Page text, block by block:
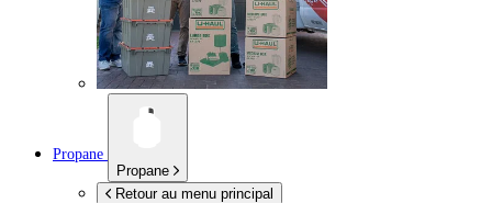
Propane
Propane
Retour au menu principal